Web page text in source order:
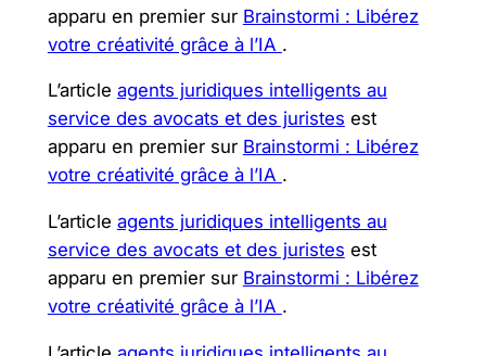
apparu en premier sur Brainstormi : Libérez
votre créativité grâce à l’IA .
L’article agents juridiques intelligents au
service des avocats et des juristes est
apparu en premier sur Brainstormi : Libérez
votre créativité grâce à l’IA .
L’article agents juridiques intelligents au
service des avocats et des juristes est
apparu en premier sur Brainstormi : Libérez
votre créativité grâce à l’IA .